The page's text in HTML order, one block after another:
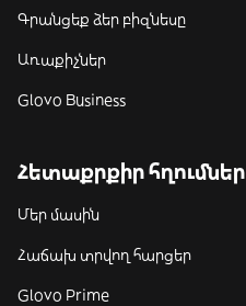
Գրանցեք ձեր բիզնեսը
Առաքիչներ
Glovo Business
Հետաքրքիր հղումներ
Մեր մասին
Հաճախ տրվող հարցեր
Glovo Prime